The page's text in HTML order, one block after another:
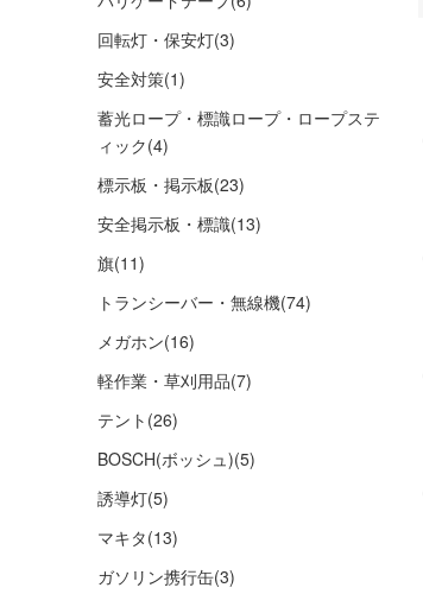
回転灯・保安灯(3)
安全対策(1)
蓄光ロープ・標識ロープ・ロープステ
ィック(4)
標示板・掲示板(23)
安全掲示板・標識(13)
旗(11)
トランシーバー・無線機(74)
メガホン(16)
軽作業・草刈用品(7)
テント (26)
BOSCH(ボッシュ)(5)
誘導灯(5)
マキタ(13)
ガソリン携行缶(3)